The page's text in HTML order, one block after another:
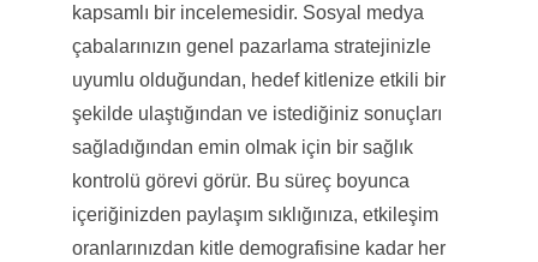
kapsamlı bir incelemesidir. Sosyal medya
çabalarınızın genel pazarlama stratejinizle
uyumlu olduğundan, hedef kitlenize etkili bir
şekilde ulaştığından ve istediğiniz sonuçları
sağladığından emin olmak için bir sağlık
kontrolü görevi görür. Bu süreç boyunca
içeriğinizden paylaşım sıklığınıza, etkileşim
oranlarınızdan kitle demografisine kadar her